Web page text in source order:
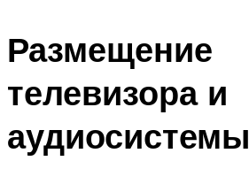
Размещение
телевизора и
аудиосистемы